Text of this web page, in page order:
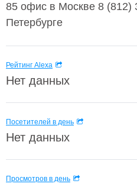
85 офис в Москве 8 (812)
Петербурге
Рейтинг Alexa
Нет данных
Посетителей в день
Нет данных
Просмотров в день